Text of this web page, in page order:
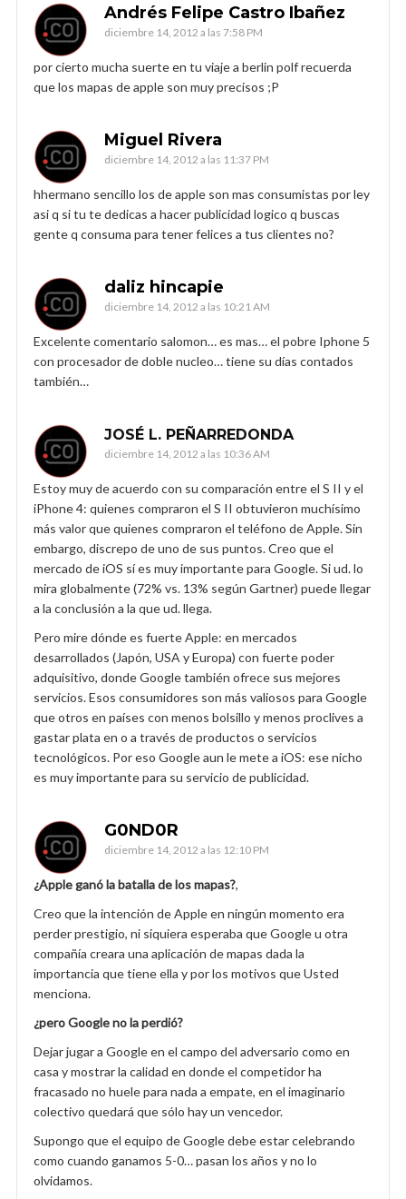
Andrés Felipe Castro Ibañez
diciembre 14, 2012 a las 7:58 PM
por cierto mucha suerte en tu viaje a berlin polf recuerda
que los mapas de apple son muy precisos ;P
Miguel Rivera
diciembre 14, 2012 a las 11:37 PM
hhermano sencillo los de apple son mas consumistas por ley
asi q si tu te dedicas a hacer publicidad logico q buscas
gente q consuma para tener felices a tus clientes no?
daliz hincapie
diciembre 14, 2012 a las 10:21 AM
Excelente comentario salomon… es mas… el pobre Iphone 5
con procesador de doble nucleo… tiene su días contados
también…
JOSÉ L. PEÑARREDONDA
diciembre 14, 2012 a las 10:36 AM
Estoy muy de acuerdo con su comparación entre el S II y el
iPhone 4: quienes compraron el S II obtuvieron muchísimo
más valor que quienes compraron el teléfono de Apple. Sin
embargo, discrepo de uno de sus puntos. Creo que el
mercado de iOS sí es muy importante para Google. Si ud. lo
mira globalmente (72% vs. 13% según Gartner) puede llegar
a la conclusión a la que ud. llega.
Pero mire dónde es fuerte Apple: en mercados
desarrollados (Japón, USA y Europa) con fuerte poder
adquisitivo, donde Google también ofrece sus mejores
servicios. Esos consumidores son más valiosos para Google
que otros en países con menos bolsillo y menos proclives a
gastar plata en o a través de productos o servicios
tecnológicos. Por eso Google aun le mete a iOS: ese nicho
es muy importante para su servicio de publicidad.
G0ND0R
diciembre 14, 2012 a las 12:10 PM
¿Apple ganó la batalla de los mapas?,
Creo que la intención de Apple en ningún momento era
perder prestigio, ni siquiera esperaba que Google u otra
compañía creara una aplicación de mapas dada la
importancia que tiene ella y por los motivos que Usted
menciona.
¿pero Google no la perdió?
Dejar jugar a Google en el campo del adversario como en
casa y mostrar la calidad en donde el competidor ha
fracasado no huele para nada a empate, en el imaginario
colectivo quedará que sólo hay un vencedor.
Supongo que el equipo de Google debe estar celebrando
como cuando ganamos 5-0… pasan los años y no lo
olvidamos.